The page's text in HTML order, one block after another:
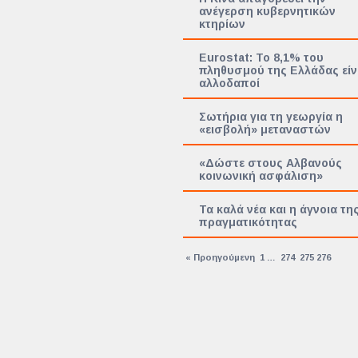
ανέγερση κυβερνητικών
κτηρίων
Eurostat: Το 8,1% του
πληθυσμού της Ελλάδας
αλλοδαποί
Σωτήρια για τη γεωργία η
«εισβολή» μεταναστών
«Δώστε στους Αλβανούς
κοινωνική ασφάλιση»
Τα καλά νέα και η άγνοια
πραγματικότητας
« Προηγούμενη 1 274 275 276